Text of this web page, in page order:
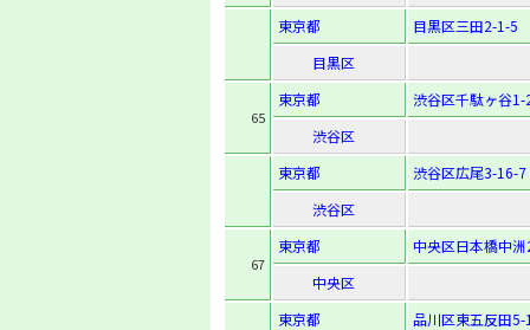
東京都
目黒区三田2-1-5
目黒区
65
東京都
渋谷区千駄ヶ谷
渋谷区
東京都
渋谷区広尾3-16-7
渋谷区
67
東京都
中央区日本橋中
中央区
東京都
品川区東五反田5-